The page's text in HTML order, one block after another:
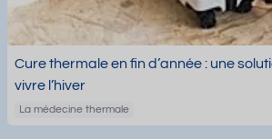
Cure thermale en fin d’année : une
vivre l’hiver
La médecine thermale